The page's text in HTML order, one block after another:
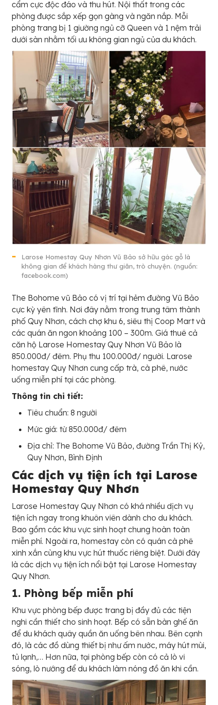
cẩm cực độc đáo và thu hút. Nội thất trong các
phòng được sắp xếp gọn gàng và ngăn nắp. Mỗi
phòng trang bị 1 giường ngủ cỡ Queen và 1 nệm trải
dưới sàn nhằm tối ưu không gian ngủ của du khách.
Larose Homestay Quy Nhơn Vũ Bảo sở hữu gác gỗ là
không gian để khách hàng thư giãn, trò chuyện. (nguồn:
facebook.com)
The Bohome vũ Bảo có vị trí tại hẻm đường Vũ Bảo
cực kỳ yên tĩnh. Nơi đây nằm trong trung tâm thành
phố Quy Nhơn, cách chợ khu 6, siêu thị Coop Mart và
các quán ăn ngon khoảng 100 – 300m. Giá thuê cả
căn hộ Larose Homestay Quy Nhơn Vũ Bảo là
850.000đ/ đêm. Phụ thu 100.000đ/ người. Larose
homestay Quy Nhơn cung cấp trà, cà phê, nước
uống miễn phí tại các phòng.
Thông tin chi tiết:
Tiêu chuẩn: 8 người
Mức giá: từ 850.000đ/ đêm
Địa chỉ: The Bohome Vũ Bảo, đường Trần Thị Kỷ,
Quy Nhơn, Bình Định
Các dịch vụ tiện ích tại Larose
Homestay Quy Nhơn
Larose Homestay Quy Nhơn có khá nhiều dịch vụ
tiện ích ngay trong khuôn viên dành cho du khách.
Bao gồm các khu vực sinh hoạt chung hoàn toàn
miễn phí. Ngoài ra, homestay còn có quán cà phê
xinh xắn cùng khu vực hút thuốc riêng biệt. Dưới đây
là các dịch vụ tiện ích nổi bật tại Larose Homestay
Quy Nhơn.
1. Phòng bếp miễn phí
Khu vực phòng bếp được trang bị đầy đủ các tiện
nghi cần thiết cho sinh hoạt. Bếp có sẵn bàn ghế ăn
để du khách quây quần ăn uống bên nhau. Bên cạnh
đó, là các đồ dùng thiết bị như ấm nước, máy hút mùi,
tủ lạnh,… Hơn nữa, tại phòng bếp còn có cả lò vi
sóng, lò nướng để du khách làm nóng đồ ăn khi cần.